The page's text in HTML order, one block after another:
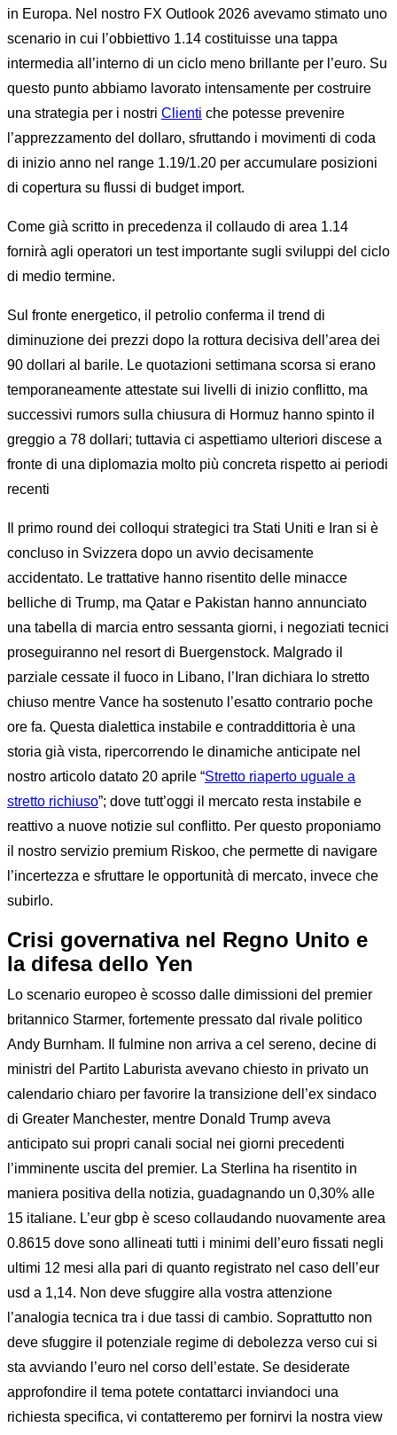
in Europa. Nel nostro FX Outlook 2026 avevamo stimato uno
scenario in cui l’obbiettivo 1.14 costituisse una tappa
intermedia all’interno di un ciclo meno brillante per l’euro. Su
questo punto abbiamo lavorato intensamente per costruire
una strategia per i nostri Clienti che potesse prevenire
l’apprezzamento del dollaro, sfruttando i movimenti di coda
di inizio anno nel range 1.19/1.20 per accumulare posizioni
di copertura su flussi di budget import.
Come già scritto in precedenza il collaudo di area 1.14
fornirà agli operatori un test importante sugli sviluppi del ciclo
di medio termine.
Sul fronte energetico, il petrolio conferma il trend di
diminuzione dei prezzi dopo la rottura decisiva dell’area dei
90 dollari al barile. Le quotazioni settimana scorsa si erano
temporaneamente attestate sui livelli di inizio conflitto, ma
successivi rumors sulla chiusura di Hormuz hanno spinto il
greggio a 78 dollari; tuttavia ci aspettiamo ulteriori discese a
fronte di una diplomazia molto più concreta rispetto ai periodi
recenti
Il primo round dei colloqui strategici tra Stati Uniti e Iran si è
concluso in Svizzera dopo un avvio decisamente
accidentato. Le trattative hanno risentito delle minacce
belliche di Trump, ma Qatar e Pakistan hanno annunciato
una tabella di marcia entro sessanta giorni, i negoziati tecnici
proseguiranno nel resort di Buergenstock. Malgrado il
parziale cessate il fuoco in Libano, l’Iran dichiara lo stretto
chiuso mentre Vance ha sostenuto l’esatto contrario poche
ore fa. Questa dialettica instabile e contraddittoria è una
storia già vista, ripercorrendo le dinamiche anticipate nel
nostro articolo datato 20 aprile “Stretto riaperto uguale a
stretto richiuso”; dove tutt’oggi il mercato resta instabile e
reattivo a nuove notizie sul conflitto. Per questo proponiamo
il nostro servizio premium Riskoo, che permette di navigare
l’incertezza e sfruttare le opportunità di mercato, invece che
subirlo.
Crisi governativa nel Regno Unito e
la difesa dello Yen
Lo scenario europeo è scosso dalle dimissioni del premier
britannico Starmer, fortemente pressato dal rivale politico
Andy Burnham. Il fulmine non arriva a cel sereno, decine di
ministri del Partito Laburista avevano chiesto in privato un
calendario chiaro per favorire la transizione dell’ex sindaco
di Greater Manchester, mentre Donald Trump aveva
anticipato sui propri canali social nei giorni precedenti
l’imminente uscita del premier. La Sterlina ha risentito in
maniera positiva della notizia, guadagnando un 0,30% alle
15 italiane. L’eur gbp è sceso collaudando nuovamente area
0.8615 dove sono allineati tutti i minimi dell’euro fissati negli
ultimi 12 mesi alla pari di quanto registrato nel caso dell’eur
usd a 1,14. Non deve sfuggire alla vostra attenzione
l’analogia tecnica tra i due tassi di cambio. Soprattutto non
deve sfuggire il potenziale regime di debolezza verso cui si
sta avviando l’euro nel corso dell’estate. Se desiderate
approfondire il tema potete contattarci inviandoci una
richiesta specifica, vi contatteremo per fornirvi la nostra view